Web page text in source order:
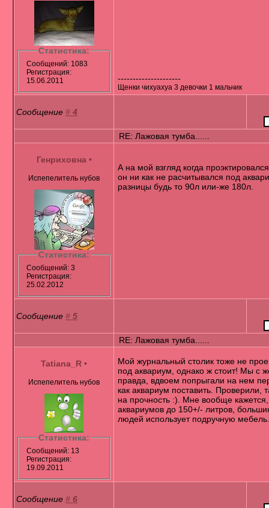
Статистика:
Сообщений: 1083
Регистрация:
15.06.2011
---------------------
Щенки чихуахуа 3 девочки 1 мальчик
Сообщение#4
RE: Лажовая тумба......
Генриховна •
Испепелитель нубов
Статистика:
Сообщений: 3
Регистрация:
25.02.2012
А на мой взгляд когда
он ни как не расчитывался под
разницы будь то 90л или-же 180л.
Сообщение#5
RE: Лажовая тумба......
Tatiana_R •
Испепелитель нубов
Статистика:
Сообщений: 13
Регистрация:
19.09.2011
Мой журнальный столик тоже не
под аквариум, однако ж стоит! Мы с
правда, вдвоем попрыгали на нем
как аквариум поставить. Проверили,
на прочность :). Мне вообще
аквариумов до 150+/- литров,
людей использует подручную
Сообщение#6